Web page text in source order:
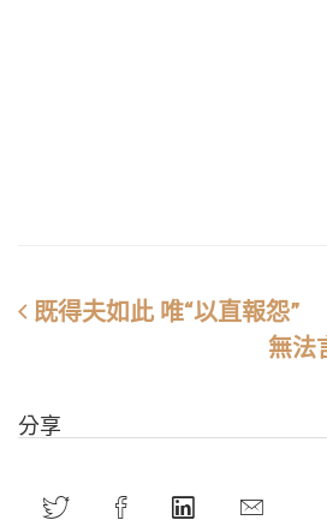
既得夫如此 唯“以直報怨”
無法
分享